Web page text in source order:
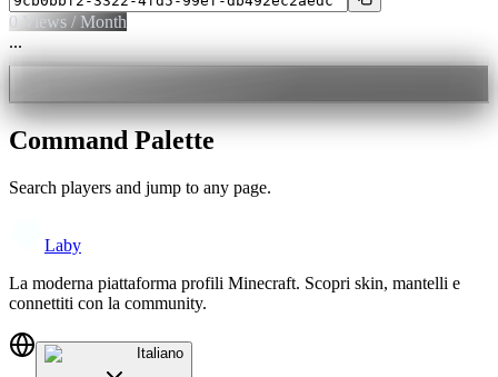
0 Views / Month
...
Command Palette
Search players and jump to any page.
Laby
La moderna piattaforma profili Minecraft. Scopri skin, mantelli e
connettiti con la community.
Italiano